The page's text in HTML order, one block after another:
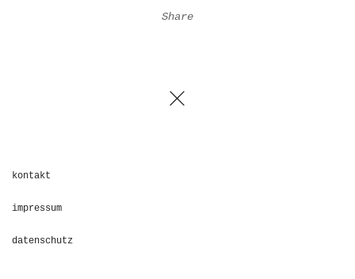
Share
kontakt
impressum
datenschutz